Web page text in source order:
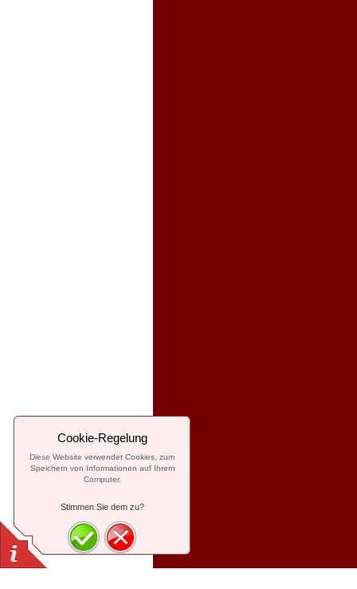
Cookie-Regelung
Diese Website verwendet Cookies, zum
Speichern von Informationen auf Ihrem
Computer.
Stimmen Sie dem zu?